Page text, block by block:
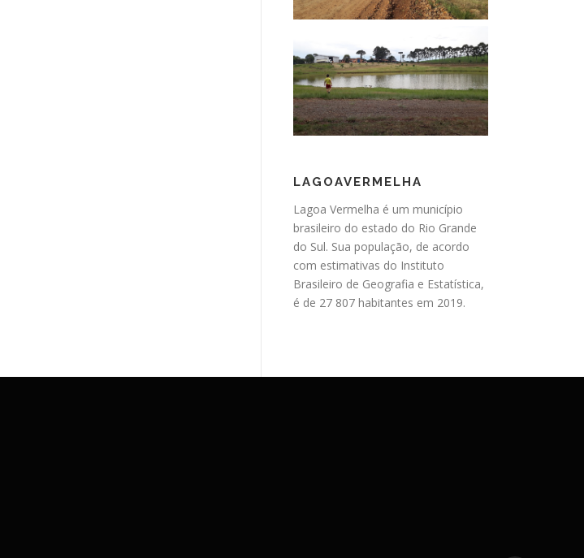
LAGOAVERMELHA
Lagoa Vermelha é um município
brasileiro do estado do Rio Grande
do Sul. Sua população, de acordo
com estimativas do Instituto
Brasileiro de Geografia e Estatística,
é de 27 807 habitantes em 2019.